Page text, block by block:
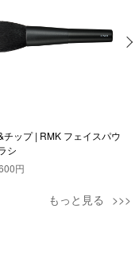
チップ | RMK フェイスパウ
シ
円
もっと見る